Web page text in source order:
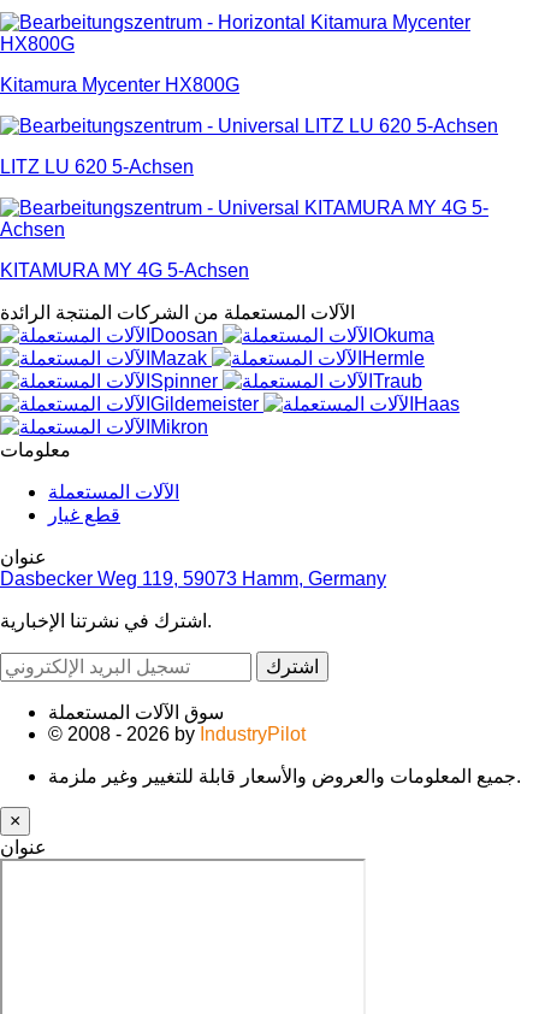
Kitamura Mycenter HX800G
LITZ LU 620 5-Achsen
KITAMURA MY 4G 5-Achsen
الآلات المستعملة من الشركات المنتجة الرائدة
معلومات
الآلات المستعملة
قطع غيار
عنوان
Dasbecker Weg 119, 59073 Hamm, Germany
اشترك في نشرتنا الإخبارية.
اشترك
سوق الآلات المستعملة
© 2008 - 2026 by IndustryPilot
جميع المعلومات والعروض والأسعار قابلة للتغيير وغير ملزمة.
×
عنوان